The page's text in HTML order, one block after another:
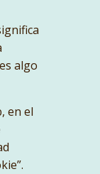
algo
en el